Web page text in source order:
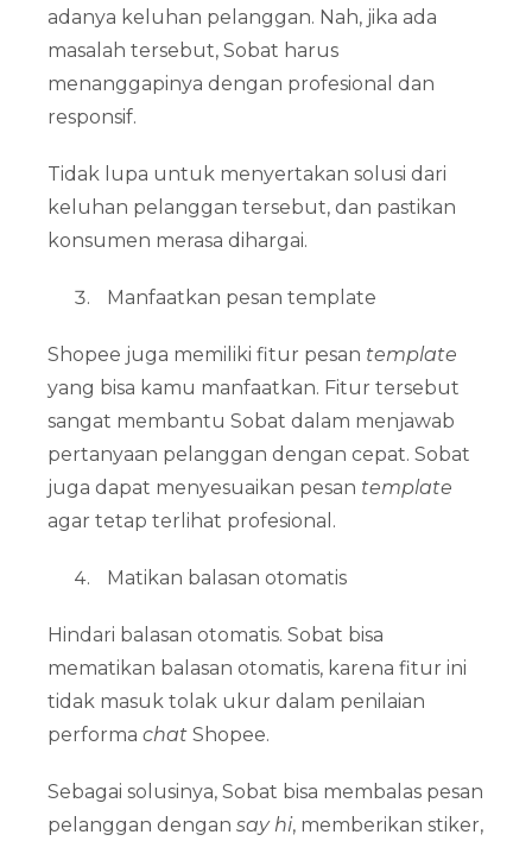
adanya keluhan pelanggan. Nah, jika ada
masalah tersebut, Sobat harus
menanggapinya dengan profesional dan
responsif.
Tidak lupa untuk menyertakan solusi dari
keluhan pelanggan tersebut, dan pastikan
konsumen merasa dihargai.
Manfaatkan pesan template
Shopee juga memiliki fitur pesan template
yang bisa kamu manfaatkan. Fitur tersebut
sangat membantu Sobat dalam menjawab
pertanyaan pelanggan dengan cepat. Sobat
juga dapat menyesuaikan pesan template
agar tetap terlihat profesional.
Matikan balasan otomatis
Hindari balasan otomatis. Sobat bisa
mematikan balasan otomatis, karena fitur ini
tidak masuk tolak ukur dalam penilaian
performa chat Shopee.
Sebagai solusinya, Sobat bisa membalas pesan
pelanggan dengan say hi, memberikan stiker,